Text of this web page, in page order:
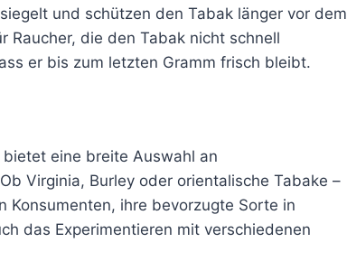
und schützen den Tabak länger vor dem
Raucher, die den Tabak nicht schnell
er bis zum letzten Gramm frisch bleibt.
eine breite Auswahl an
Virginia, Burley oder orientalische Tabake –
Konsumenten, ihre bevorzugte Sorte in
das Experimentieren mit verschiedenen